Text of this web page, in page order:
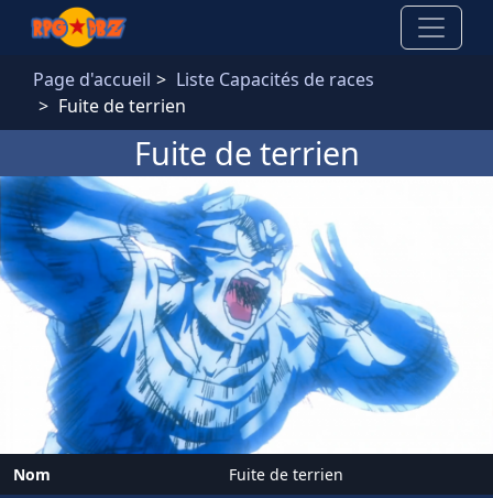
Aller au contenu principal
Page d'accueil
Liste Capacités de races
Fuite de terrien
Fuite de terrien
Nom Fuite de terrien